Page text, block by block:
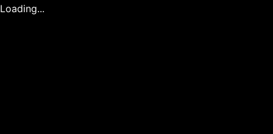
Loading...